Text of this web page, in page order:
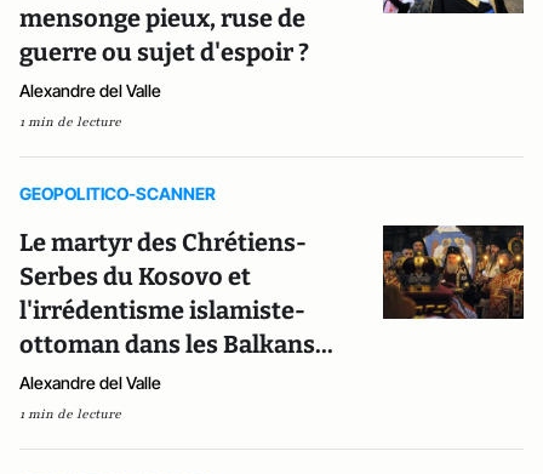
mensonge pieux, ruse de
guerre ou sujet d'espoir ?
Alexandre del Valle
1 min de lecture
GEOPOLITICO-SCANNER
Le martyr des Chrétiens-
Serbes du Kosovo et
l'irrédentisme islamiste-
ottoman dans les Balkans...
Alexandre del Valle
1 min de lecture